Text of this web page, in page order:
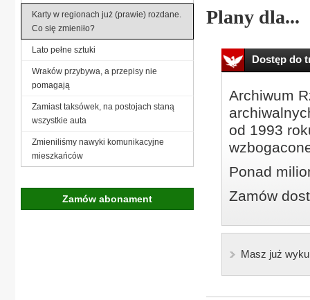
Plany dla...
Dostęp do
Archiwum
od 1993
Ponad
Zamów
Masz już
Karty w regionach już (prawie) rozdane.
Co się zmieniło?
Lato pełne sztuki
Wraków przybywa, a przepisy nie
pomagają
Zamiast taksówek, na postojach staną
wszystkie auta
Zmieniliśmy nawyki komunikacyjne
mieszkańców
Zamów abonament